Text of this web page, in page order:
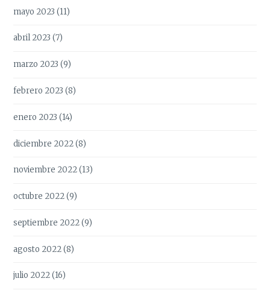
mayo 2023 (11)
abril 2023 (7)
marzo 2023 (9)
febrero 2023 (8)
enero 2023 (14)
diciembre 2022(8)
noviembre 2022(13)
octubre 2022(9)
septiembre 2022(9)
agosto 2022(8)
julio 2022(16)